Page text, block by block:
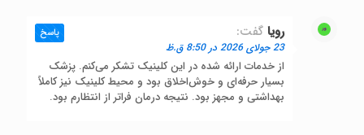
رویا گفت:
23 جولای 2026 در 8:50 ق.ظ
از خدمات ارائه شده در این کلینیک تشکر می‌کنم. پزشک
بسیار حرفه‌ای و خوش‌اخلاق بود و محیط کلینیک نیز کاملاً
بهداشتی و مجهز بود. نتیجه درمان فراتر از انتظارم بود.
پاسخ